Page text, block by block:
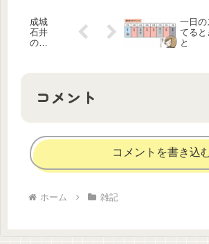
くなく……。 また、最近見
る夢はなぜかリアルなものが
多くて、...
っ越してか
を弾くこと
まい...
一日の
てると
と
成城
石井
の
にハ
マっ
コメント
コメントを書き込
ホーム 雑記